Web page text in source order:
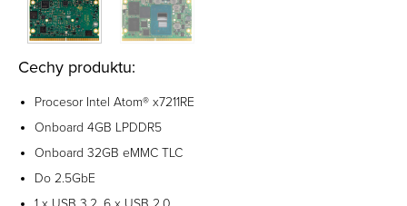
Cechy produktu:
Procesor Intel Atom® x7211RE
Onboard 4GB LPDDR5
Onboard 32GB eMMC TLC
Do 2.5GbE